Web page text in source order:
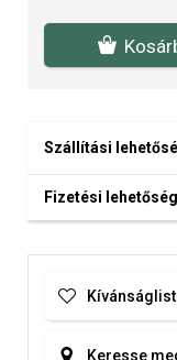
Szállítási
Fizetési
Keresse